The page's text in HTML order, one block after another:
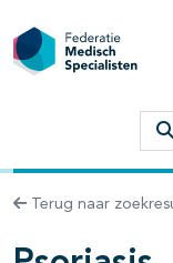
Terug naar
binnen deze